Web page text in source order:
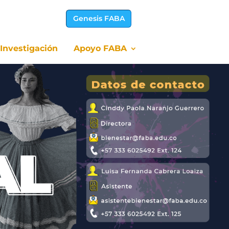
Genesis FABA
Investigación Apoyo FABA
Investigación Apoyo FABA